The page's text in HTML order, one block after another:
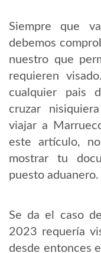
Siempre que
debemos
nuestro que
requieren
cualquier pais
cruzar
viajar a
este artículo,
mostrar tu
puesto aduanero.
Se da el caso
2023 requería
desde entonces